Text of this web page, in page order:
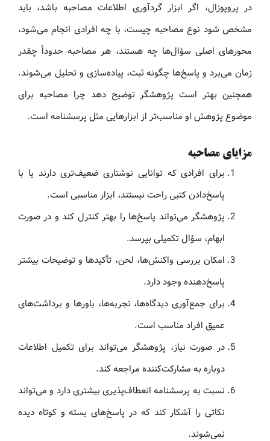
در پروپوزال، اگر ابزار گردآوری اطلاعات مصاحبه باشد، باید
مشخص شود نوع مصاحبه چیست، با چه افرادی انجام می‌شود،
محورهای اصلی سؤال‌ها چه هستند، هر مصاحبه حدوداً چقدر
زمان می‌برد و پاسخ‌ها چگونه ثبت، پیاده‌سازی و تحلیل می‌شوند.
همچنین بهتر است پژوهشگر توضیح دهد چرا مصاحبه برای
موضوع پژوهش او مناسب‌تر از ابزارهایی مثل پرسشنامه است.
مزایای مصاحبه
برای افرادی که توانایی نوشتاری ضعیف‌تری دارند یا با
پاسخ‌دادن کتبی راحت نیستند، ابزار مناسبی است.
پژوهشگر می‌تواند پاسخ‌ها را بهتر کنترل کند و در صورت
ابهام، سؤال تکمیلی بپرسد.
امکان بررسی واکنش‌ها، لحن، تأکیدها و توضیحات بیشتر
پاسخ‌دهنده وجود دارد.
برای جمع‌آوری دیدگاه‌ها، تجربه‌ها، باورها و برداشت‌های
عمیق افراد مناسب است.
در صورت نیاز، پژوهشگر می‌تواند برای تکمیل اطلاعات
دوباره به مشارکت‌کننده مراجعه کند.
نسبت به پرسشنامه انعطاف‌پذیری بیشتری دارد و می‌تواند
نکاتی را آشکار کند که در پاسخ‌های بسته و کوتاه دیده
نمی‌شوند.